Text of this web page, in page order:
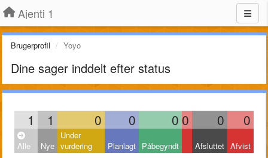
Ajenti 1
Brugerprofil Yoyo
Dine sager inddelt efter status
1 1 0 0 0 0 0 0
Alle Nye
Under
vurdering
Planlagt Påbegyndt Afsluttet Afvist